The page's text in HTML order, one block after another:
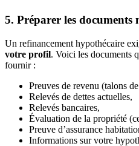
5. Préparer les documents
Un refinancement hypothécaire
votre profil. Voici les documents
fournir :
Preuves de revenu (talons
Relevés de dettes actuelles,
Relevés bancaires,
Évaluation de la propriété
Preuve d’assurance
Informations sur votre